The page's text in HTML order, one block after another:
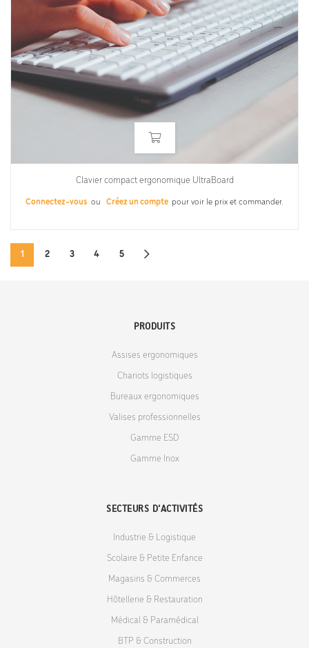
Clavier compact ergonomique UltraBoard
Connectez-vous ou Créez un compte pour voir le prix et commander.
1 2 3 4 5
PRODUITS
Assises ergonomiques
Chariots logistiques
Bureaux ergonomiques
Valises professionnelles
Gamme ESD
Gamme Inox
SECTEURS D'ACTIVITÉS
Industrie & Logistique
Scolaire & Petite Enfance
Magasins & Commerces
Hôtellerie & Restauration
Médical & Paramédical
BTP & Construction